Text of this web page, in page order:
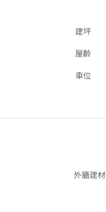
建坪
屋齡
車位
外牆建材